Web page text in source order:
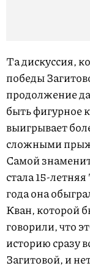
Та дискуссия,
победы
продолжение
быть фигурное
выигрывает
сложными
Самой
стала 15-
года она
Кван, которой
говорили, что
историю сразу
Загитовой, и